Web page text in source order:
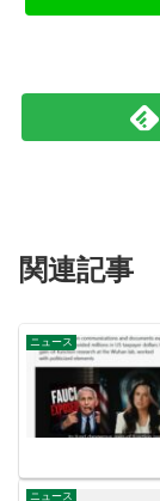
関連記事
ニュース
ニュース